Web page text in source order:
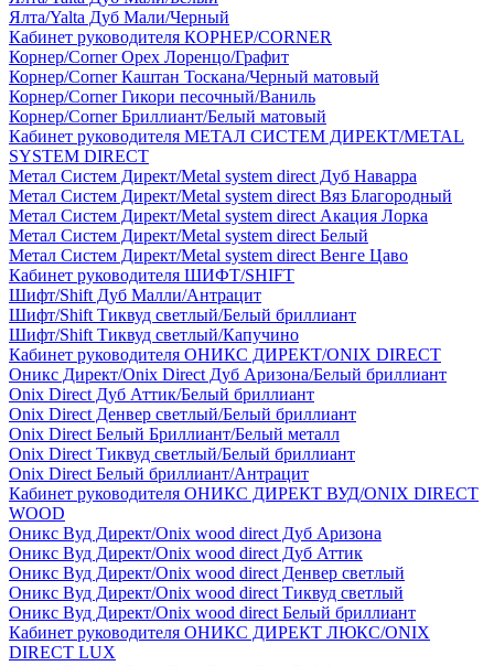
Ялта/Yalta Дуб Мали/Черный
Кабинет руководителя КОРНЕР/CORNER
Корнер/Corner Орех Лоренцо/Графит
Корнер/Corner Каштан Тоскана/Черный матовый
Корнер/Corner Гикори песочный/Ваниль
Корнер/Corner Бриллиант/Белый матовый
Кабинет руководителя МЕТАЛ СИСТЕМ ДИРЕКТ/METAL
SYSTEM DIRECT
Метал Систем Директ/Metal system direct Дуб Наварра
Метал Систем Директ/Metal system direct Вяз Благородный
Метал Систем Директ/Metal system direct Акация Лорка
Метал Систем Директ/Metal system direct Белый
Метал Систем Директ/Metal system direct Венге Цаво
Кабинет руководителя ШИФТ/SHIFT
Шифт/Shift Дуб Малли/Антрацит
Шифт/Shift Тиквуд светлый/Белый бриллиант
Шифт/Shift Тиквуд светлый/Капучино
Кабинет руководителя ОНИКС ДИРЕКТ/ONIX DIRECT
Оникс Директ/Onix Direct Дуб Аризона/Белый бриллиант
Onix Direct Дуб Аттик/Белый бриллиант
Onix Direct Денвер светлый/Белый бриллиант
Onix Direct Белый Бриллиант/Белый металл
Onix Direct Тиквуд светлый/Белый бриллиант
Onix Direct Белый бриллиант/Антрацит
Кабинет руководителя ОНИКС ДИРЕКТ ВУД/ONIX DIRECT
WOOD
Оникс Вуд Директ/Onix wood direct Дуб Аризона
Оникс Вуд Директ/Onix wood direct Дуб Аттик
Оникс Вуд Директ/Onix wood direct Денвер светлый
Оникс Вуд Директ/Onix wood direct Тиквуд светлый
Оникс Вуд Директ/Onix wood direct Белый бриллиант
Кабинет руководителя ОНИКС ДИРЕКТ ЛЮКС/ONIX
DIRECT LUX